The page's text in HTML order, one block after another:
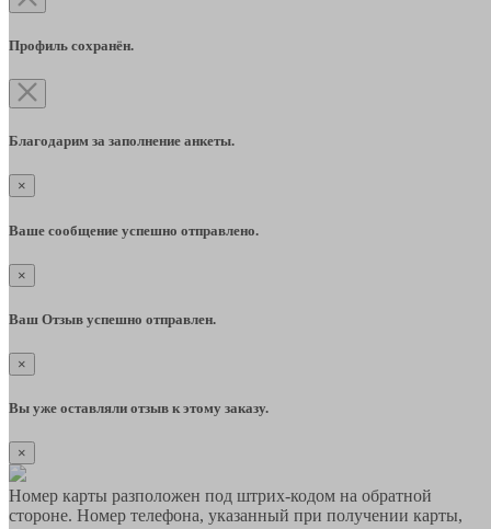
Профиль сохранён.
Благодарим за заполнение анкеты.
×
Ваше сообщение успешно отправлено.
×
Ваш Отзыв успешно отправлен.
×
Вы уже оставляли отзыв к этому заказу.
×
Номер карты разположен под штрих-кодом на обратной
стороне. Номер телефона, указанный при получении карты,